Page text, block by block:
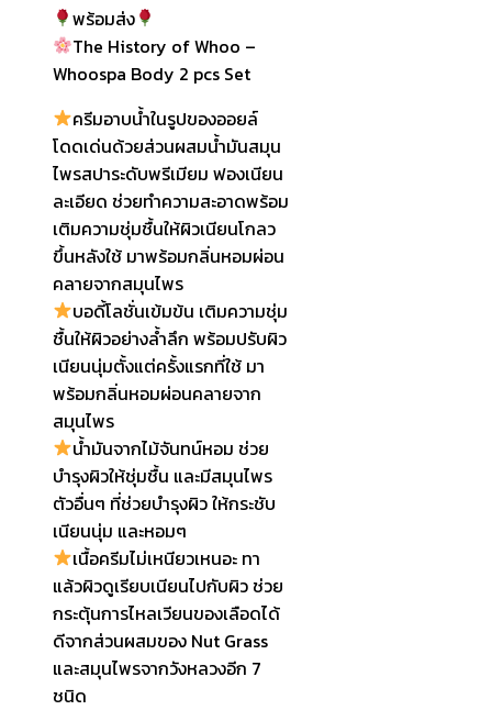
was:
฿26,940.
is:
฿1,890.
พร้อมส่ง
The History of Whoo –
Whoospa Body 2 pcs Set
ครีมอาบน้ำในรูปของออยล์
โดดเด่นด้วยส่วนผสมน้ำมันสมุน
ไพรสปาระดับพรีเมียม ฟองเนียน
ละเอียด ช่วยทำความสะอาดพร้อม
เติมความชุ่มชื้นให้ผิวเนียนโกลว
ขึ้นหลังใช้ มาพร้อมกลิ่นหอมผ่อน
คลายจากสมุนไพร
บอดี้โลชั่นเข้มข้น เติมความชุ่ม
ชื้นให้ผิวอย่างล้ำลึก พร้อมปรับผิว
เนียนนุ่มตั้งแต่ครั้งแรกที่ใช้ มา
พร้อมกลิ่นหอมผ่อนคลายจาก
สมุนไพร
น้ำมันจากไม้จันทน์หอม ช่วย
บำรุงผิวให้ชุ่มชื้น และมีสมุนไพร
ตัวอื่นๆ ที่ช่วยบำรุงผิว ให้กระชับ
เนียนนุ่ม และหอมๆ
เนื้อครีมไม่เหนียวเหนอะ ทา
แล้วผิวดูเรียบเนียนไปกับผิว ช่วย
กระตุ้นการไหลเวียนของเลือดได้
ดีจากส่วนผสมของ Nut Grass
และสมุนไพรจากวังหลวงอีก 7
ชนิด